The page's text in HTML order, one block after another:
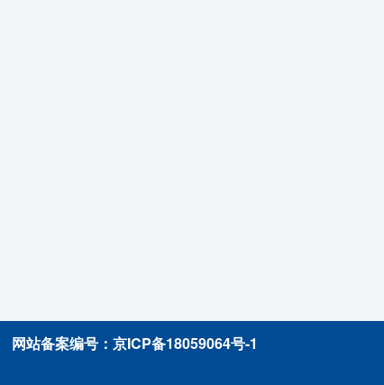
网站备案编号： 京ICP备18059064号-1